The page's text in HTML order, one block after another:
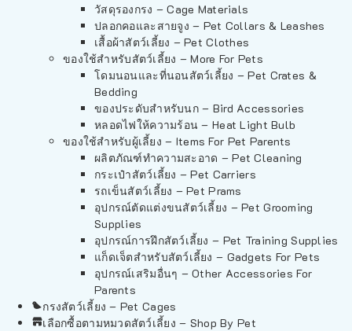
วัสดุรองกรง – Cage Materials
ปลอกคอและสายจูง – Pet Collars & Leashes
เสื้อผ้าสัตว์เลี้ยง – Pet Clothes
ของใช้สำหรับสัตว์เลี้ยง – More For Pets
โดมนอนและที่นอนสัตว์เลี้ยง – Pet Crates &
Bedding
ของประดับสำหรับนก – Bird Accessories
หลอดไฟให้ความร้อน – Heat Light Bulb
ของใช้สำหรับผู้เลี้ยง – Items For Pet Parents
ผลิตภัณฑ์ทำความสะอาด – Pet Cleaning
กระเป๋าสัตว์เลี้ยง – Pet Carriers
รถเข็นสัตว์เลี้ยง – Pet Prams
อุปกรณ์ตัดแต่งขนสัตว์เลี้ยง – Pet Grooming
Supplies
อุปกรณ์การฝึกสัตว์เลี้ยง – Pet Training Supplies
แก็ดเจ็ตสำหรับสัตว์เลี้ยง – Gadgets For Pets
อุปกรณ์เสริมอื่นๆ – Other Accessories For
Parents
กรงสัตว์เลี้ยง – Pet Cages
เลือกซื้อตามหมวดสัตว์เลี้ยง – Shop By Pet